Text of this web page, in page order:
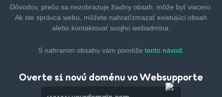
Dôvodov, prečo sa nezobrazuje žiadny obsah, môže byťviacero.
Ak ste správca webu, môžete nahrať/zmazaťexistujúci obsah
alebo kontaktovať svojho webadmina.
S nahraním obsahu vám pomôže tento návod.
Overte si novú doménu vo Websupporte